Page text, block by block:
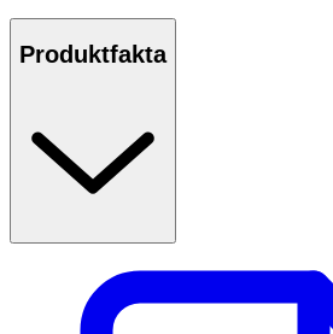
Produktfakta